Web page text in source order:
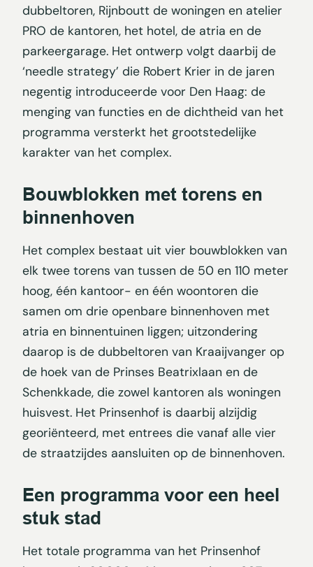
dubbeltoren, Rijnboutt de woningen en atelier
PRO de kantoren, het hotel, de atria en de
parkeergarage. Het ontwerp volgt daarbij de
‘needle strategy’ die Robert Krier in de jaren
negentig introduceerde voor Den Haag: de
menging van functies en de dichtheid van het
programma versterkt het grootstedelijke
karakter van het complex.
Bouwblokken met torens en
binnenhoven
Het complex bestaat uit vier bouwblokken van
elk twee torens van tussen de 50 en 110 meter
hoog, één kantoor- en één woontoren die
samen om drie openbare binnenhoven met
atria en binnentuinen liggen; uitzondering
daarop is de dubbeltoren van Kraaijvanger op
de hoek van de Prinses Beatrixlaan en de
Schenkkade, die zowel kantoren als woningen
huisvest. Het Prinsenhof is daarbij alzijdig
georiënteerd, met entrees die vanaf alle vier
de straatzijdes aansluiten op de binnenhoven.
Een programma voor een heel
stuk stad
Het totale programma van het Prinsenhof